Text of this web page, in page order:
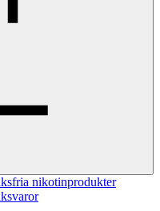
nikotinprodukter